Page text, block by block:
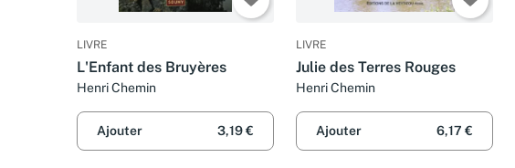
LIVRE
L'Enfant des Bruyères
Henri Chemin
Ajouter 3,19 €
LIVRE
Julie des Terres Rouges
Henri Chemin
Ajouter 6,17 €